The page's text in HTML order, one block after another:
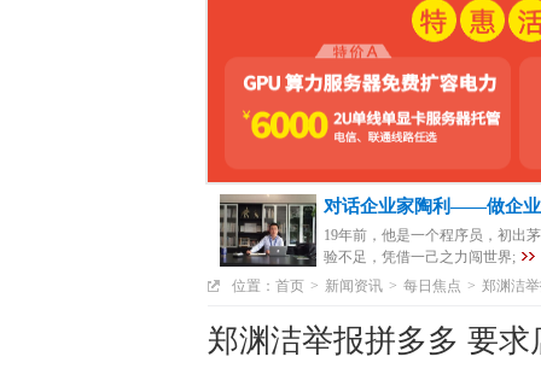
对话企业家陶利——做企
19年前，他是一个程序员，初出
验不足，凭借一己之力闯世界;
位置： 首页 > 新闻资讯 > 每日焦点 > 郑渊洁
郑渊洁举报拼多多 要